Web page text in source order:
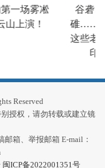
一场雾凇
上演！
谷砻、
碓……福
这些老
印
Reserved
授权，请勿转载或建立镜
箱、举报邮箱 E-mail：
闽ICP备2022001351号